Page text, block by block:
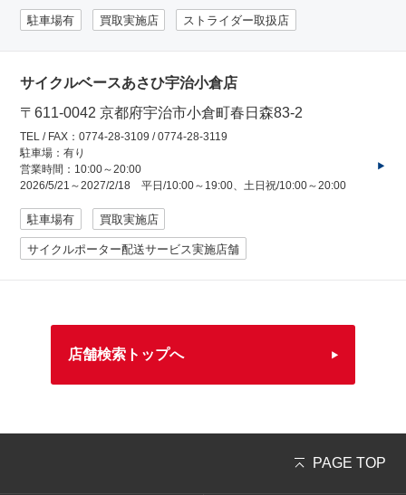
駐車場有 買取実施店 ストライダー取扱店
サイクルベースあさひ宇治小倉店
〒611-0042 京都府宇治市小倉町春日森83-2
TEL / FAX：0774-28-3109 / 0774-28-3119
駐車場：有り
営業時間：10:00～20:00
2026/5/21～2027/2/18 平日/10:00～19:00、土日祝/10:00～20:00
駐車場有 買取実施店
サイクルポーター配送サービス実施店舗
店舗検索トップへ
PAGE TOP